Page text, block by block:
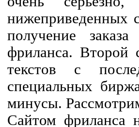
нижеприведенных
получение
фриланса. Второй
текстов с
специальных
минусы.
Сайтом фриланса